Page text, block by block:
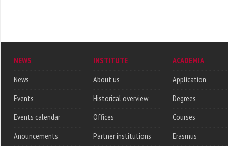
NEWS
News
Events
Events calendar
Anouncements
INSTITUTE
About us
Historical overview
Offices
Partner institutions
ACADEMIA
Application
Degrees
Courses
Erasmus